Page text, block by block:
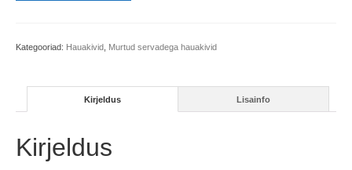
Kategooriad: Hauakivid Murtud servadega hauakivid
Kirjeldus Lisainfo
Kirjeldus